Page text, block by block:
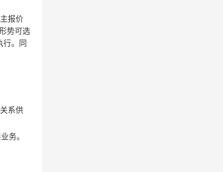
报价
势可选
行。同
系供
务。